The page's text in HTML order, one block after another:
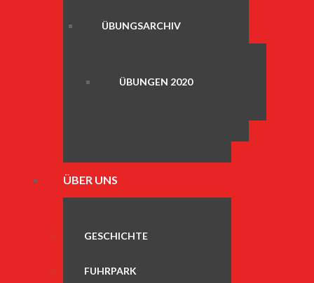
ÜBUNGSARCHIV
ÜBUNGEN 2020
ÜBER UNS
GESCHICHTE
FUHRPARK